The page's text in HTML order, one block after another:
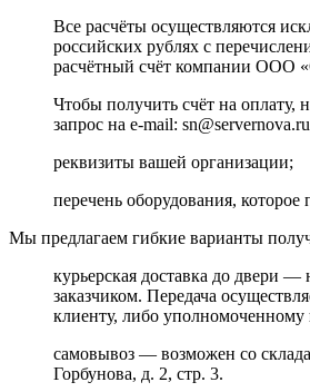
Все расчёты осуществляются
российских рублях с
расчётный счёт компании
Чтобы получить счёт на оплату,
запрос на e-mail:
реквизиты вашей организации;
перечень оборудования, которое
Мы предлагаем гибкие варианты
курьерская доставка до двери —
заказчиком. Передача
клиенту, либо уполномоченному
самовывоз — возможен со
Горбунова, д. 2, стр. 3.